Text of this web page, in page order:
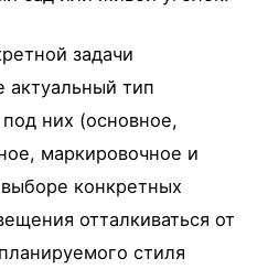
задачи
актуальный тип
них (основное,
маркировочное и
конкретных
отталкиваться от
стиля